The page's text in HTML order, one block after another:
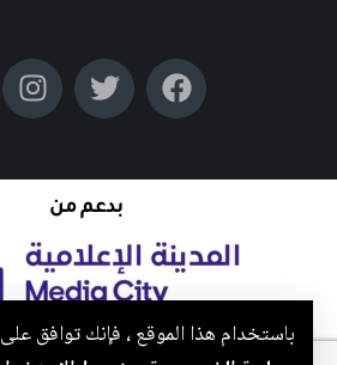
باستخدام هذا الموقع ، فإنك توافق على
بدعم من